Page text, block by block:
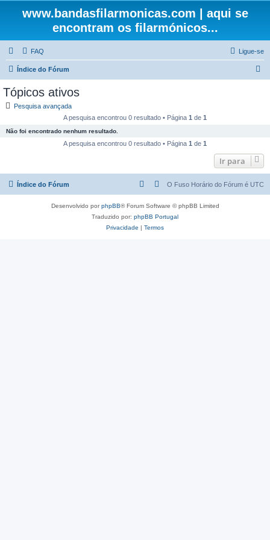
www.bandasfilarmonicas.com | aqui se
encontram os filarmónicos...
FAQ Ligue-se
Índice do Fórum
s
r
Tópicos ativos
Pesquisa avançada
A pesquisa encontrou 0 resultado • Página 1 de 1
Não foi encontrado nenhum resultado.
A pesquisa encontrou 0 resultado • Página 1 de 1
Ir para
Índice do Fórum O Fuso Horário do Fórum é UTC
Desenvolvido porphpBB® Forum Software © phpBB Limited
Traduzido por: phpBB Portugal
Privacidade | Termos